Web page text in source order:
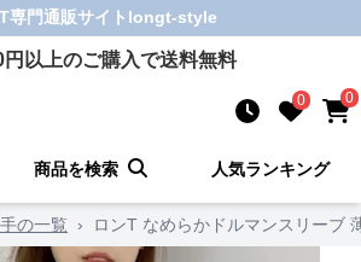
専門通販サイト longt-style
円以上のご購入で送料無料
0 0
商品を検索 人気ランキング
の一覧 › ロンT なめらかドルマンスリーブ